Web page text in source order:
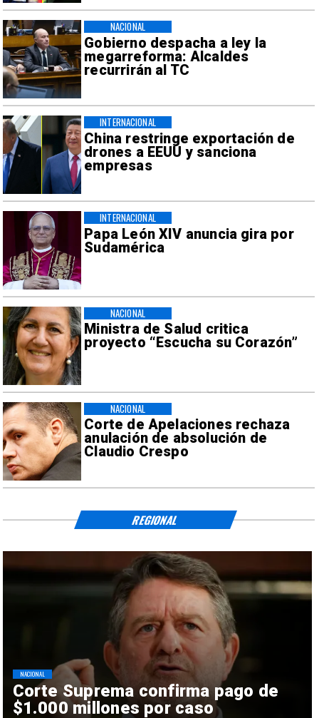
Gobierno despacha a ley la
megarreforma: Alcaldes
recurrirán al TC
NACIONAL
China restringe exportación de
drones a EEUU y sanciona
empresas
INTERNACIONAL
Papa León XIV anuncia gira por
Sudamérica
INTERNACIONAL
Ministra de Salud critica
proyecto “Escucha su Corazón”
NACIONAL
Corte de Apelaciones rechaza
anulación de absolución de
Claudio Crespo
NACIONAL
Corte Suprema confirma pago de
$1.000 millones por caso
NACIONAL
REGIONAL